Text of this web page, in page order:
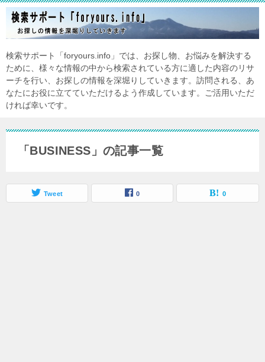
検索サポート「foryours.info」では、お探し物、お悩みを解決する
ために、様々な情報の中から検索されている方に適した内容のリサ
ーチを行い、お探しの情報を深堀りしていきます。訪問される、あ
なたにお役に立てていただけるよう作成しています。ご活用いただ
ければ幸いです。
「BUSINESS」の記事一覧
Tweet 0 0